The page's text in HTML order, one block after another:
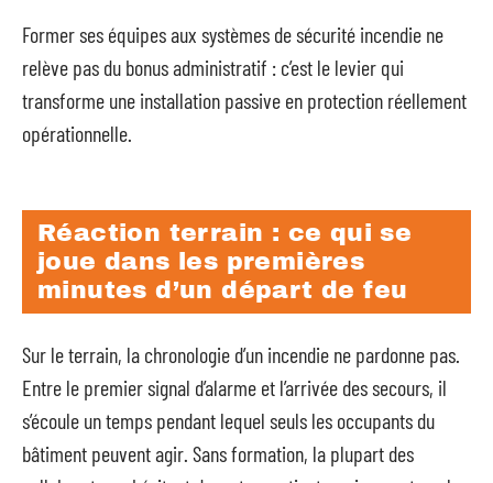
Former ses équipes aux systèmes de sécurité incendie ne
relève pas du bonus administratif : c’est le levier qui
transforme une installation passive en protection réellement
opérationnelle.
Réaction terrain : ce qui se
joue dans les premières
minutes d’un départ de feu
Sur le terrain, la chronologie d’un incendie ne pardonne pas.
Entre le premier signal d’alarme et l’arrivée des secours, il
s’écoule un temps pendant lequel seuls les occupants du
bâtiment peuvent agir. Sans formation, la plupart des